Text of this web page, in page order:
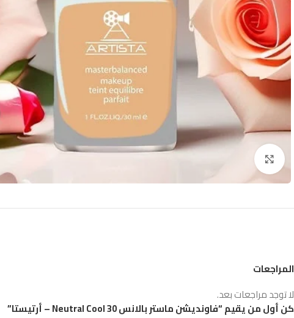
المراجعات
لا توجد مراجعات بعد.
كن أول من يقيم “فاونديشن ماستر بالانس Neutral Cool 30 – أرتيستا”